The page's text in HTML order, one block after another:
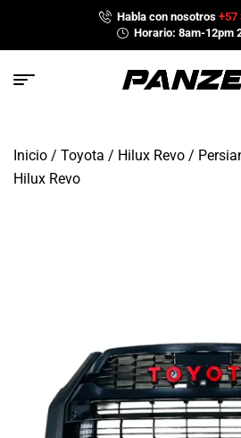
Habla con nosotros+57
Horario: 8am-12pm
Inicio / Toyota / Hilux Revo /
Hilux Revo